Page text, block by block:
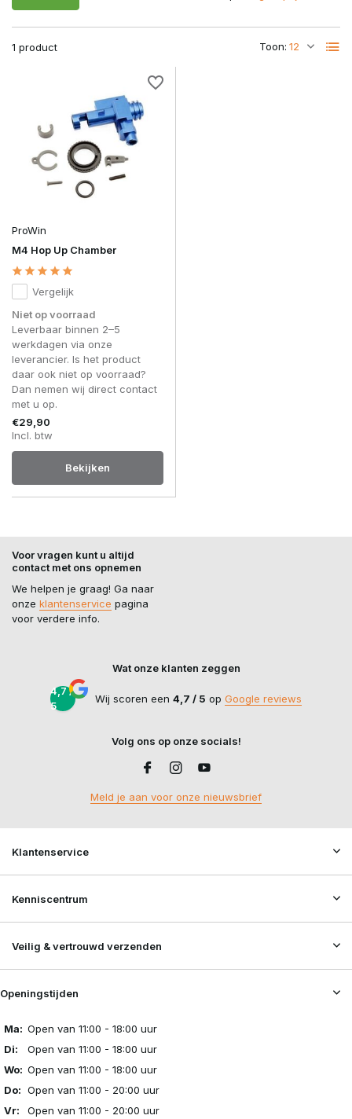
1 product Toon:
ProWin
M4 Hop Up Chamber
Vergelijk
Niet op voorraad
Leverbaar binnen 2–5
werkdagen via onze
leverancier. Is het product
daar ook niet op voorraad?
Dan nemen wij direct contact
met u op.
€29,90
Incl. btw
Bekijken
Voor vragen kunt u altijd
contact met ons opnemen
We helpen je graag! Ga naar
onze klantenservice pagina
voor verdere info.
Wat onze klanten zeggen
4,7 /
5
Wij scoren een 4,7 / 5 op Google reviews
Volg ons op onze socials!
Meld je aan voor onze nieuwsbrief
Klantenservice
Kenniscentrum
Veilig & vertrouwd verzenden
Openingstijden
Ma: Open van 11:00 - 18:00 uur
Di:
Open van 11:00 - 18:00 uur
Wo: Open van 11:00 - 18:00 uur
Do: Open van 11:00 - 20:00 uur
Vr:
Open van 11:00 - 20:00 uur